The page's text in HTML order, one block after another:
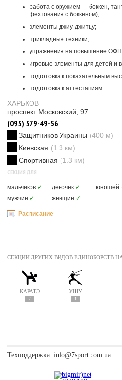
работа с оружием — боккен,
фехтования с боккеном);
элементы джиу-джитцу;
прикладные техники;
упражнения на повышение
игровые элементы для детей и
подготовка к показательным
подготовка к аттестациям.
ХАРЬКОВ
проспект Московский, 97
(095) 579-49-56
Защитников Украины (400 м)
Киевская (1.3 км)
Спортивная (1.3 км)
СЕКЦИЯ ДЛЯ
мальчиков ✓ девочек ✓ юношей
мужчин ✓ женщин ✓
Расписание
СЕКЦИИ ДРУГИХ ВИДОВ ЕДИНОБОРСТВ
КАРАТЭ
2
УШУ
1
Техподдержка: info@7sport.com.ua